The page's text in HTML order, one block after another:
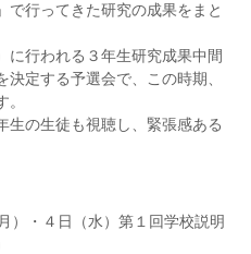
で行ってきた研究の成果をまと
行われる３年生研究成果中間
定する予選会で、この時期、
の生徒も視聴し、緊張感ある
）・４日（水）第１回学校説明